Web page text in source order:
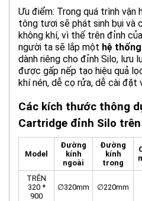
Ưu điểm: Trong quá trình vận
tông tươi sẽ phát sinh bụi và
không khí, vì thế trên đỉnh
người ta sẽ lắp một hệ
dành riêng cho đỉnh Silo, lưu
được gấp nếp tạo hiệu quả
khí nén, dễ cọ rửa, dễ cài đặt
Các kích thước thông
Cartridge đỉnh Silo
Model
Đường
kính
ngoài
Đường
kính
trong
TRÊN
320 *
900
∅320mm ∅220mm